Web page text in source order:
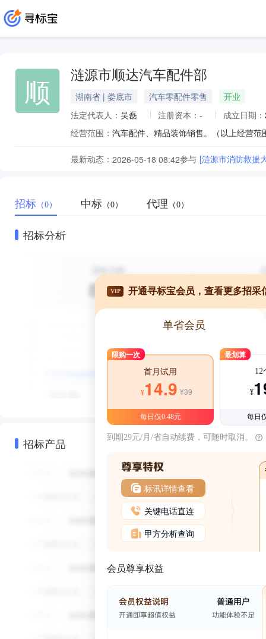
顺 涟源市顺达汽车配件部
湖南省 | 娄底市 汽车零配件零售
开业
法定代表人： 吴磊 注册资本： - 成立日期：
经营范围： 汽车配件、精品装饰销售。（以上经营
最新动态： 2026-05-18 08:42参与 [涟源市消防救援
招标 （0） 中标 （0） 代理 （0）
招标分析
招标产品
VIP 开通寻标宝会员，查看更多招采
单省会员
限购一次
首月试用
¥14.9 ¥39
每日仅0.48元
最划算
12
¥
每日
到期29元/月/省自动续费，可随时取消。
标讯详情查看
关键电话直连
甲方分析查询
会员尊享权益